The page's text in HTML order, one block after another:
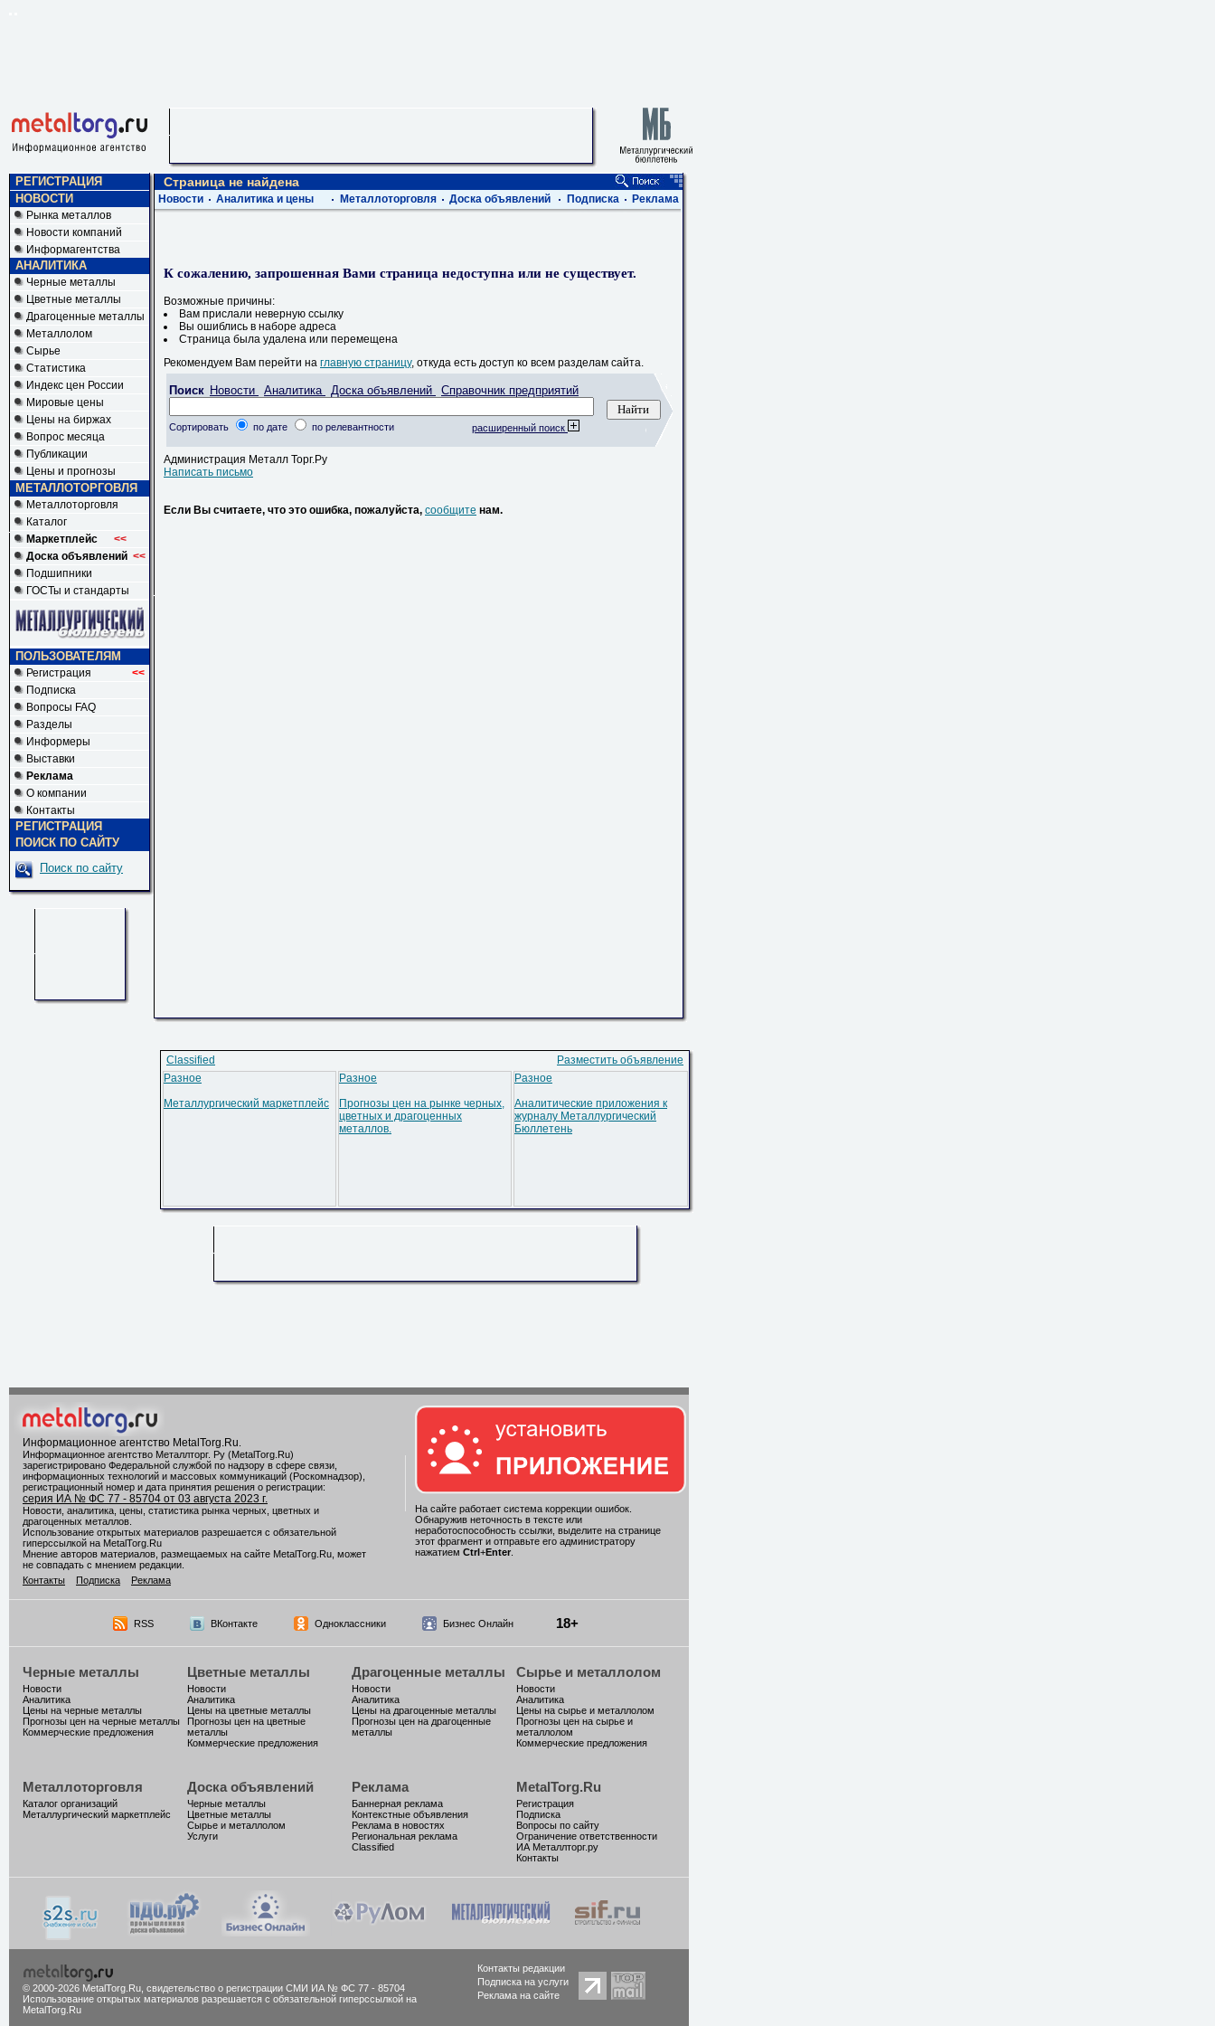
РЕГИСТРАЦИЯ
НОВОСТИ
Рынка металлов
Новости компаний
Информагентства
АНАЛИТИКА
Черные металлы
Цветные металлы
Драгоценные металлы
Металлолом
Сырье
Статистика
Индекс цен России
Мировые цены
Цены на биржах
Вопрос месяца
Публикации
Цены и прогнозы
МЕТАЛЛОТОРГОВЛЯ
Металлоторговля
Каталог
Маркетплейс
<<
Доска объявлений <<
Подшипники
ГОСТы и стандарты
ПОЛЬЗОВАТЕЛЯМ
Регистрация <<
Подписка
Вопросы FAQ
Разделы
Информеры
Выставки
Реклама
О компании
Контакты
РЕГИСТРАЦИЯ
ПОИСК ПО САЙТУ
Поиск по сайту
Страница не найдена
Новости Аналитика и цены Металлоторговля Доска объявлений Подписка Реклама
К сожалению, запрошенная Вами страница недоступна или не существует.
Возможные причины:
Вам прислали неверную ссылку
Вы ошиблись в наборе адреса
Страница была удалена или перемещена
Рекомендуем Вам перейти на главную страницу, откуда есть доступ ко всем разделам сайта.
Поиск Новости Аналитика Доска объявлений Справочник предприятий
Сортировать по дате по релевантности расширенный поиск
Администрация Металл Торг.Ру
Написать письмо
Если Вы считаете, что это ошибка, пожалуйста, сообщите нам.
Classified
Разместить объявление
Разное
Металлургический маркетплейс
Разное
Прогнозы цен на рынке черных,
цветных и драгоценных
металлов.
Разное
Аналитические приложения к
журналу Металлургический
Бюллетень
Информационное агентство MetalTorg.Ru
Информационное агентство Металлторг. Ру (MetalTorg.Ru)
зарегистрировано Федеральной службой по надзору в сфере связи,
информационных технологий и массовых коммуникаций (Роскомнадзор),
регистрационный номер и дата принятия решения о регистрации:
серия ИА № ФС 77 - 85704 от 03 августа 2023 г.
Новости, аналитика, цены, статистика рынка черных, цветных и
драгоценных металлов.
Использование открытых материалов разрешается с обязательной
гиперссылкой на MetalTorg.Ru
Мнение авторов материалов, размещаемых на сайте MetalTorg.Ru, может
не совпадать с мнением редакции.
Контакты
Подписка Реклама
На сайте работает система коррекции ошибок.
Обнаружив неточность в тексте или
неработоспособность ссылки, выделите на странице
этот фрагмент и отправьте его администратору
нажатием Ctrl +Enter.
RSS ВКонтакте Одноклассники Бизнес Онлайн 18+
Черные металлы
Новости
Аналитика
Цены на черные металлы
Прогнозы цен на черные металлы
Коммерческие предложения
Цветные металлы
Новости
Аналитика
Цены на цветные металлы
Прогнозы цен на цветные
металлы
Коммерческие предложения
Драгоценные металлы
Новости
Аналитика
Цены на драгоценные металлы
Прогнозы цен на драгоценные
металлы
Сырье и металлолом
Новости
Аналитика
Цены на сырье и металлолом
Прогнозы цен на сырье и
металлолом
Коммерческие предложения
Металлоторговля
Каталог организаций
Металлургический маркетплейс
Доска объявлений
Черные металлы
Цветные металлы
Сырье и металлолом
Услуги
Реклама
Баннерная реклама
Контекстные объявления
Реклама в новостях
Региональная реклама
Classified
MetalTorg.Ru
Регистрация
Подписка
Вопросы по сайту
Ограничение ответственности
ИА Металлторг.ру
Контакты
© 2000-2026 MetalTorg.Ru, cвидетельство о регистрации СМИ ИА № ФС 77 - 85704
Использование открытых материалов разрешается с обязательной гиперссылкой на
MetalTorg.Ru
Контакты редакции
Подписка на услуги
Реклама на сайте